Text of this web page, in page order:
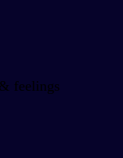
feelings